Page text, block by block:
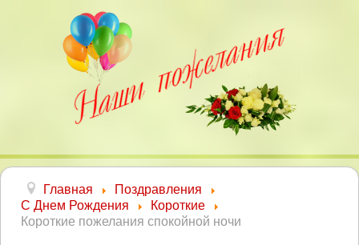
Главная
Поздравления
С Днем Рождения
Короткие
Короткие пожелания спокойной ночи